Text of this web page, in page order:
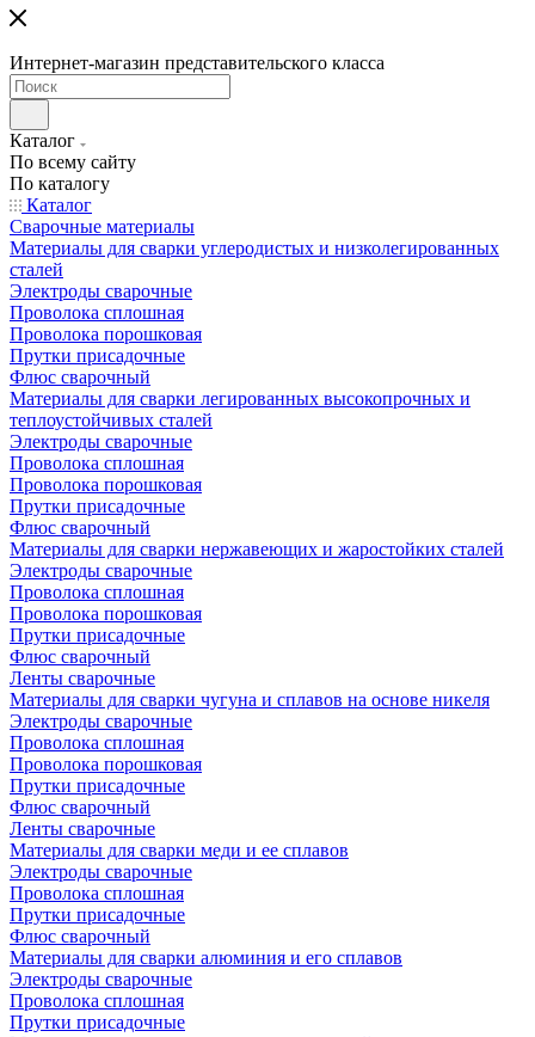
Интернет-магазин представительского класса
Каталог
По всему сайту
По каталогу
Каталог
Сварочные материалы
Материалы для сварки углеродистых и низколегированных
сталей
Электроды сварочные
Проволока сплошная
Проволока порошковая
Прутки присадочные
Флюс сварочный
Материалы для сварки легированных высокопрочных и
теплоустойчивых сталей
Электроды сварочные
Проволока сплошная
Проволока порошковая
Прутки присадочные
Флюс сварочный
Материалы для сварки нержавеющих и жаростойких сталей
Электроды сварочные
Проволока сплошная
Проволока порошковая
Прутки присадочные
Флюс сварочный
Ленты сварочные
Материалы для сварки чугуна и сплавов на основе никеля
Электроды сварочные
Проволока сплошная
Проволока порошковая
Прутки присадочные
Флюс сварочный
Ленты сварочные
Материалы для сварки меди и ее сплавов
Электроды сварочные
Проволока сплошная
Прутки присадочные
Флюс сварочный
Материалы для сварки алюминия и его сплавов
Электроды сварочные
Проволока сплошная
Прутки присадочные